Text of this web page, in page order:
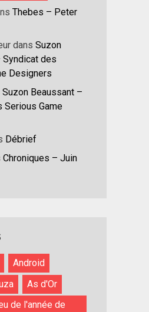
Thebes – Peter
dans Suzon
Syndicat des
Designers
Suzon Beaussant –
Serious Game
Débrief
Chroniques – Juin
Android
As d'Or
de l'année de